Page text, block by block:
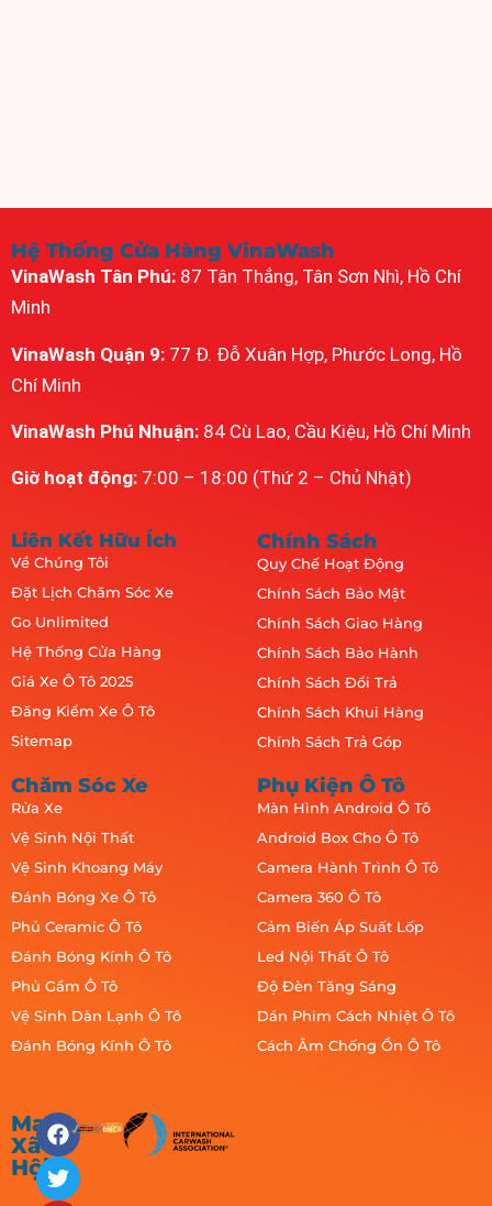
Hệ Thống Cửa Hàng VinaWash
VinaWash Tân Phú: 87 Tân Thắng, Tân Sơn Nhì, Hồ Chí
Minh
VinaWash Quận 9: 77 Đ. Đỗ Xuân Hợp, Phước Long, Hồ
Chí Minh
VinaWash Phú Nhuận: 84 Cù Lao, Cầu Kiệu, Hồ Chí Minh
Giờ hoạt động: 7:00 – 18:00 (Thứ 2 – Chủ Nhật)
Liên Kết Hữu Ích
Về Chúng Tôi
Đặt Lịch Chăm Sóc Xe
Go Unlimited
Hệ Thống Cửa Hàng
Giá Xe Ô Tô 2025
Đăng Kiểm Xe Ô Tô
Sitemap
Chính Sách
Quy Chế Hoạt Động
Chính Sách Bảo Mật
Chính Sách Giao Hàng
Chính Sách Bảo Hành
Chính Sách Đổi Trả
Chính Sách Khui Hàng
Chính Sách Trả Góp
Chăm Sóc Xe
Rửa Xe
Vệ Sinh Nội Thất
Vệ Sinh Khoang Máy
Đánh Bóng Xe Ô Tô
Phủ Ceramic Ô Tô
Đánh Bóng Kính Ô Tô
Phủ Gầm Ô Tô
Vệ Sinh Dàn Lạnh Ô Tô
Đánh Bóng Kính Ô Tô
Phụ Kiện Ô Tô
Màn Hình Android Ô Tô
Android Box Cho Ô Tô
Camera Hành Trình Ô Tô
Camera 360 Ô Tô
Cảm Biến Áp Suất Lốp
Led Nội Thất Ô Tô
Độ Đèn Tăng Sáng
Dán Phim Cách Nhiệt Ô Tô
Cách Âm Chống Ồn Ô Tô
Mạng
Xã
Hội